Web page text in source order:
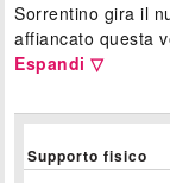
Sorrentino gira il
affiancato questa
Espandi ▽
Supporto fisico